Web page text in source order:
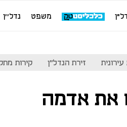
משפט נדל''ן
זירת הנדל"ן קירות
את אדמה